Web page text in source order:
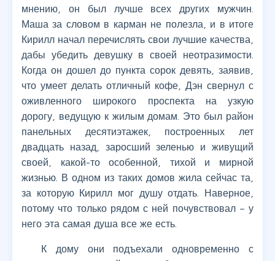
мнению, он был лучше всех других мужчин.
Маша за словом в карман не полезла, и в итоге
Кирилл начал перечислять свои лучшие качества,
дабы убедить девушку в своей неотразимости.
Когда он дошел до пункта сорок девять, заявив,
что умеет делать отличный кофе, Дэн свернул с
оживленного широкого проспекта на узкую
дорогу, ведущую к жилым домам. Это был район
панельных десятиэтажек, построенных лет
двадцать назад, заросший зеленью и живущий
своей, какой-то особенной, тихой и мирной
жизнью. В одном из таких домов жила сейчас та,
за которую Кирилл мог душу отдать. Наверное,
потому что только рядом с ней почувствовал – у
него эта самая душа все же есть.
К дому они подъехали одновременно с